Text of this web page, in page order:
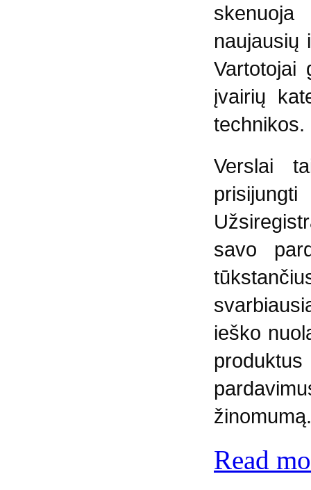
naujausių
Vartotojai
įvairių
technikos.
Verslai
savo
ieško
žinomumą.
Read